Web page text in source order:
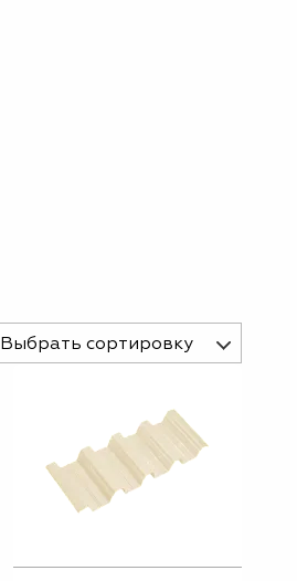
Выбрать сортировку